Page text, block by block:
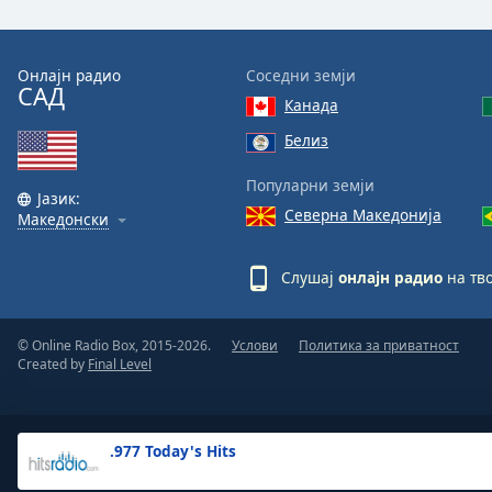
Text
Opacity
Background
.977 Today's Hits
Онлајн радио
САД
Јазик:
Македонски
Соседни земји
Канада
Белиз
Популарни земји
Северна Македонија
Слушај онлајн радио на
© Online Radio Box, 2015-2026.
Created by Final Level
Услови Политика за приватност